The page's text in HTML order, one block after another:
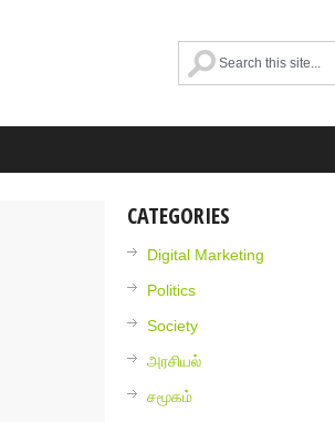
CATEGORIES
Digital Marketing
Politics
Society
அரசியல்
சமூகம்